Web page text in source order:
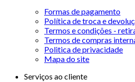
Formas de pagamento
Política de troca e
Termos e condições -
Termos de compras
Politica de privacidade
Mapa do site
Serviços ao cliente